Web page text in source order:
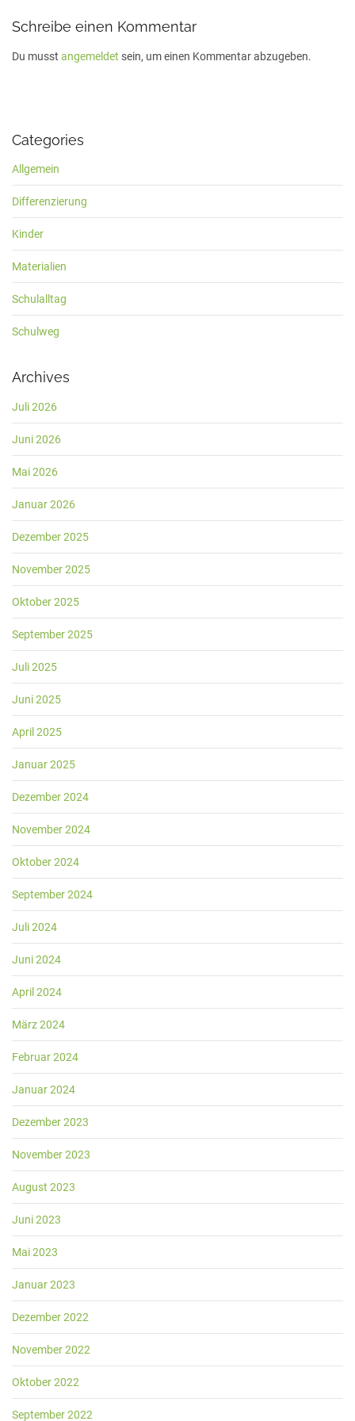
Schreibe einen Kommentar
Du musst angemeldet sein, um einen Kommentar abzugeben.
Categories
Allgemein
Differenzierung
Kinder
Materialien
Schulalltag
Schulweg
Archives
Juli 2026
Juni 2026
Mai 2026
Januar 2026
Dezember 2025
November 2025
Oktober 2025
September 2025
Juli 2025
Juni 2025
April 2025
Januar 2025
Dezember 2024
November 2024
Oktober 2024
September 2024
Juli 2024
Juni 2024
April 2024
März 2024
Februar 2024
Januar 2024
Dezember 2023
November 2023
August 2023
Juni 2023
Mai 2023
Januar 2023
Dezember 2022
November 2022
Oktober 2022
September 2022